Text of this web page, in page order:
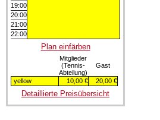
19:00
20:00
21:00
22:00
Plan einfärben
Mitglieder
(Tennis-
Abteilung)
Gast
yellow 10,00 € 20,00 €
Detaillierte Preisübersicht